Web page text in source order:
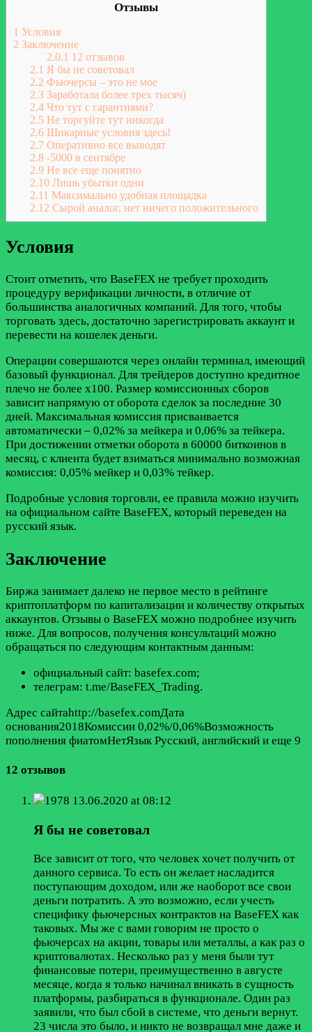
Отзывы
1 Условия
2 Заключение
2.0.1 12 отзывов
2.1 Я бы не советовал
2.2 Фьючерсы – это не мое
2.3 Заработала более трех тысяч)
2.4 Что тут с гарантиями?
2.5 Не торгуйте тут никогда
2.6 Шикарные условия здесь!
2.7 Оперативно все выводят
2.8 -5000 в сентябре
2.9 Не все еще понятно
2.10 Лишь убытки одни
2.11 Максимально удобная площадка
2.12 Сырой аналог, нет ничего положительного
Условия
Стоит отметить, что BaseFEX не требует проходить
процедуру верификации личности, в отличие от
большинства аналогичных компаний. Для того, чтобы
торговать здесь, достаточно зарегистрировать аккаунт и
перевести на кошелек деньги.
Операции совершаются через онлайн терминал, имеющий
базовый функционал. Для трейдеров доступно кредитное
плечо не более x100. Размер комиссионных сборов
зависит напрямую от оборота сделок за последние 30
дней. Максимальная комиссия присваивается
автоматически – 0,02% за мейкера и 0,06% за тейкера.
При достижении отметки оборота в 60000 биткоинов в
месяц, с клиента будет взиматься минимально возможная
комиссия: 0,05% мейкер и 0,03% тейкер.
Подробные условия торговли, ее правила можно изучить
на официальном сайте BaseFEX, который переведен на
русский язык.
Заключение
Биржа занимает далеко не первое место в рейтинге
криптоплатформ по капитализации и количеству открытых
аккаунтов. Отзывы о BaseFEX можно подробнее изучить
ниже. Для вопросов, получения консультаций можно
обращаться по следующим контактным данным:
официальный сайт: basefex.com;
телеграм: t.me/BaseFEX_Trading.
Адрес сайтаhttp://basefex.comДата
основания2018Комиссии 0,02%/0,06%Возможность
пополнения фиатомНетЯзык Русский, английский и еще 9
12 отзывов
1978 13.06.2020 at 08:12
Я бы не советовал
Все зависит от того, что человек хочет получить от
данного сервиса. То есть он желает насладится
поступающим доходом, или же наоборот все свои
деньги потратить. А это возможно, если учесть
специфику фьючерсных контрактов на BaseFEX как
таковых. Мы же с вами говорим не просто о
фьючерсах на акции, товары или металлы, а как раз о
криптовалютах. Несколько раз у меня были тут
финансовые потери, преимущественно в августе
месяце, когда я только начинал вникать в сущность
платформы, разбираться в функционале. Один раз
заявили, что был сбой в системе, что деньги вернут.
23 числа это было, и никто не возвращал мне даже и